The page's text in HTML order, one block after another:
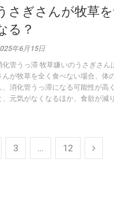
さぎさんが牧草
る？
年6月15日
化管うっ滞 牧草嫌いのうさぎさん
んが牧草を全く食べない場合、体
、消化管うっ滞になる可能性が高
、元気がなくなるほか、食欲が減
3 … 12